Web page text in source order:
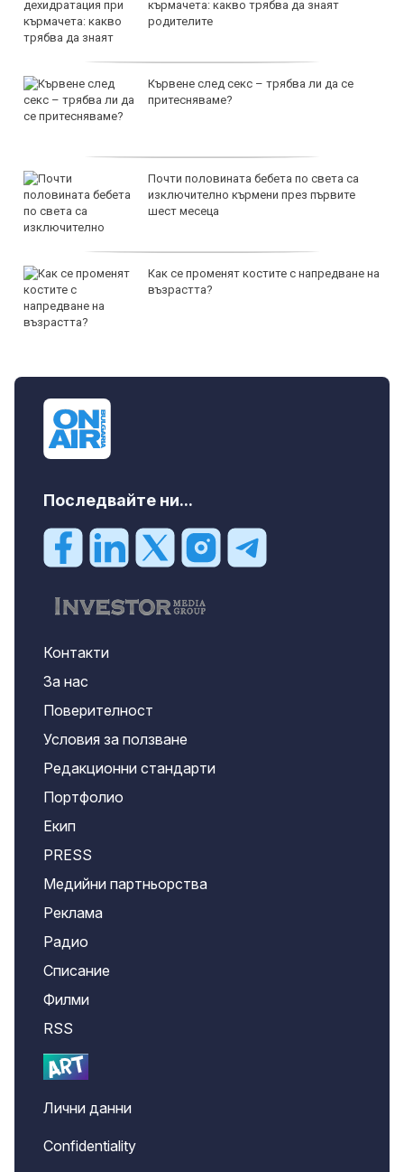
кърмачета: какво трябва да знаят
родителите
Кървене след секс – трябва ли да се
притесняваме?
Почти половината бебета по света са
изключително кърмени през първите
шест месеца
Как се променят костите с напредване на
възрастта?
Последвайте ни...
Контакти
За нас
Поверителност
Условия за ползване
Редакционни стандарти
Портфолио
Екип
PRESS
Медийни партньорства
Реклама
Радио
Списание
Филми
RSS
Лични данни
Confidentiality